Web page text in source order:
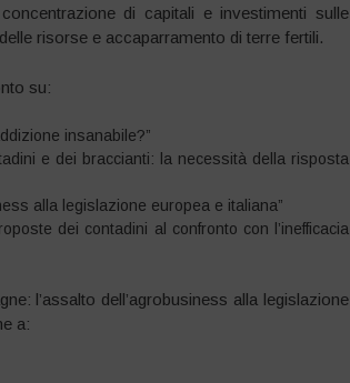
di capitali e investimenti sulle
risorse e accaparramento di terre fertili.
su:
insanabile?”
e dei braccianti: la necessità della risposta
alla legislazione europea e italiana”
dei contadini al confronto con l’inefficacia
l’assalto dell’agrobusiness alla legislazione
a: